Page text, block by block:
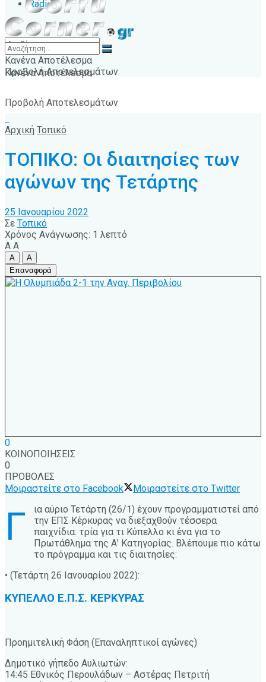
Radio
Κανένα Αποτέλεσμα
Προβολή Αποτελεσμάτων
Κανένα Αποτέλεσμα
Προβολή Αποτελεσμάτων
Αρχική Τοπικό
ΤΟΠΙΚΟ: Οι διαιτησίες των
αγώνων της Τετάρτης
25 Ιανουαρίου 2022
Σε Τοπικό
Χρόνος Ανάγνωσης: 1 λεπτό
A A
A
A
Επαναφορά
0
ΚΟΙΝΟΠΟΙΗΣΕΙΣ
0
ΠΡΟΒΟΛΕΣ
Μοιραστείτε στο Facebook
Μοιραστείτε στο Twitter
Γ
ια αύριο Τετάρτη (26/1) έχουν προγραμματιστεί από
την ΕΠΣ Κέρκυρας να διεξαχθούν τέσσερα
παιχνίδια: τρία για τι Κύπελλο κι ένα για το
Πρωτάθλημα της Α’ Κατηγορίας. Βλέπουμε πιο κάτω
το πρόγραμμα και τις διαιτησίες:
• (Τετάρτη 26 Ιανουαρίου 2022):
ΚΥΠΕΛΛΟ Ε.Π.Σ. ΚΕΡΚΥΡΑΣ
Προημιτελική Φάση (Επαναληπτικοί αγώνες)
Δημοτικό γήπεδο Αυλιωτών:
14:45 Εθνικός Περουλάδων – Αστέρας Πετριτή